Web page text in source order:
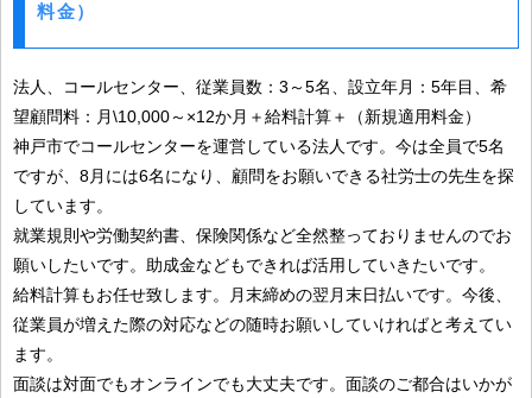
料金）
法人、コールセンター、従業員数：3～5名、設立年月：5年目、希
望顧問料：月\10,000～×12か月＋給料計算＋（新規適用料金）
神戸市でコールセンターを運営している法人です。今は全員で5名
ですが、8月には6名になり、顧問をお願いできる社労士の先生を探
しています。
就業規則や労働契約書、保険関係など全然整っておりませんのでお
願いしたいです。助成金などもできれば活用していきたいです。
給料計算もお任せ致します。月末締めの翌月末日払いです。今後、
従業員が増えた際の対応などの随時お願いしていければと考えてい
ます。
面談は対面でもオンラインでも大丈夫です。面談のご都合はいかが